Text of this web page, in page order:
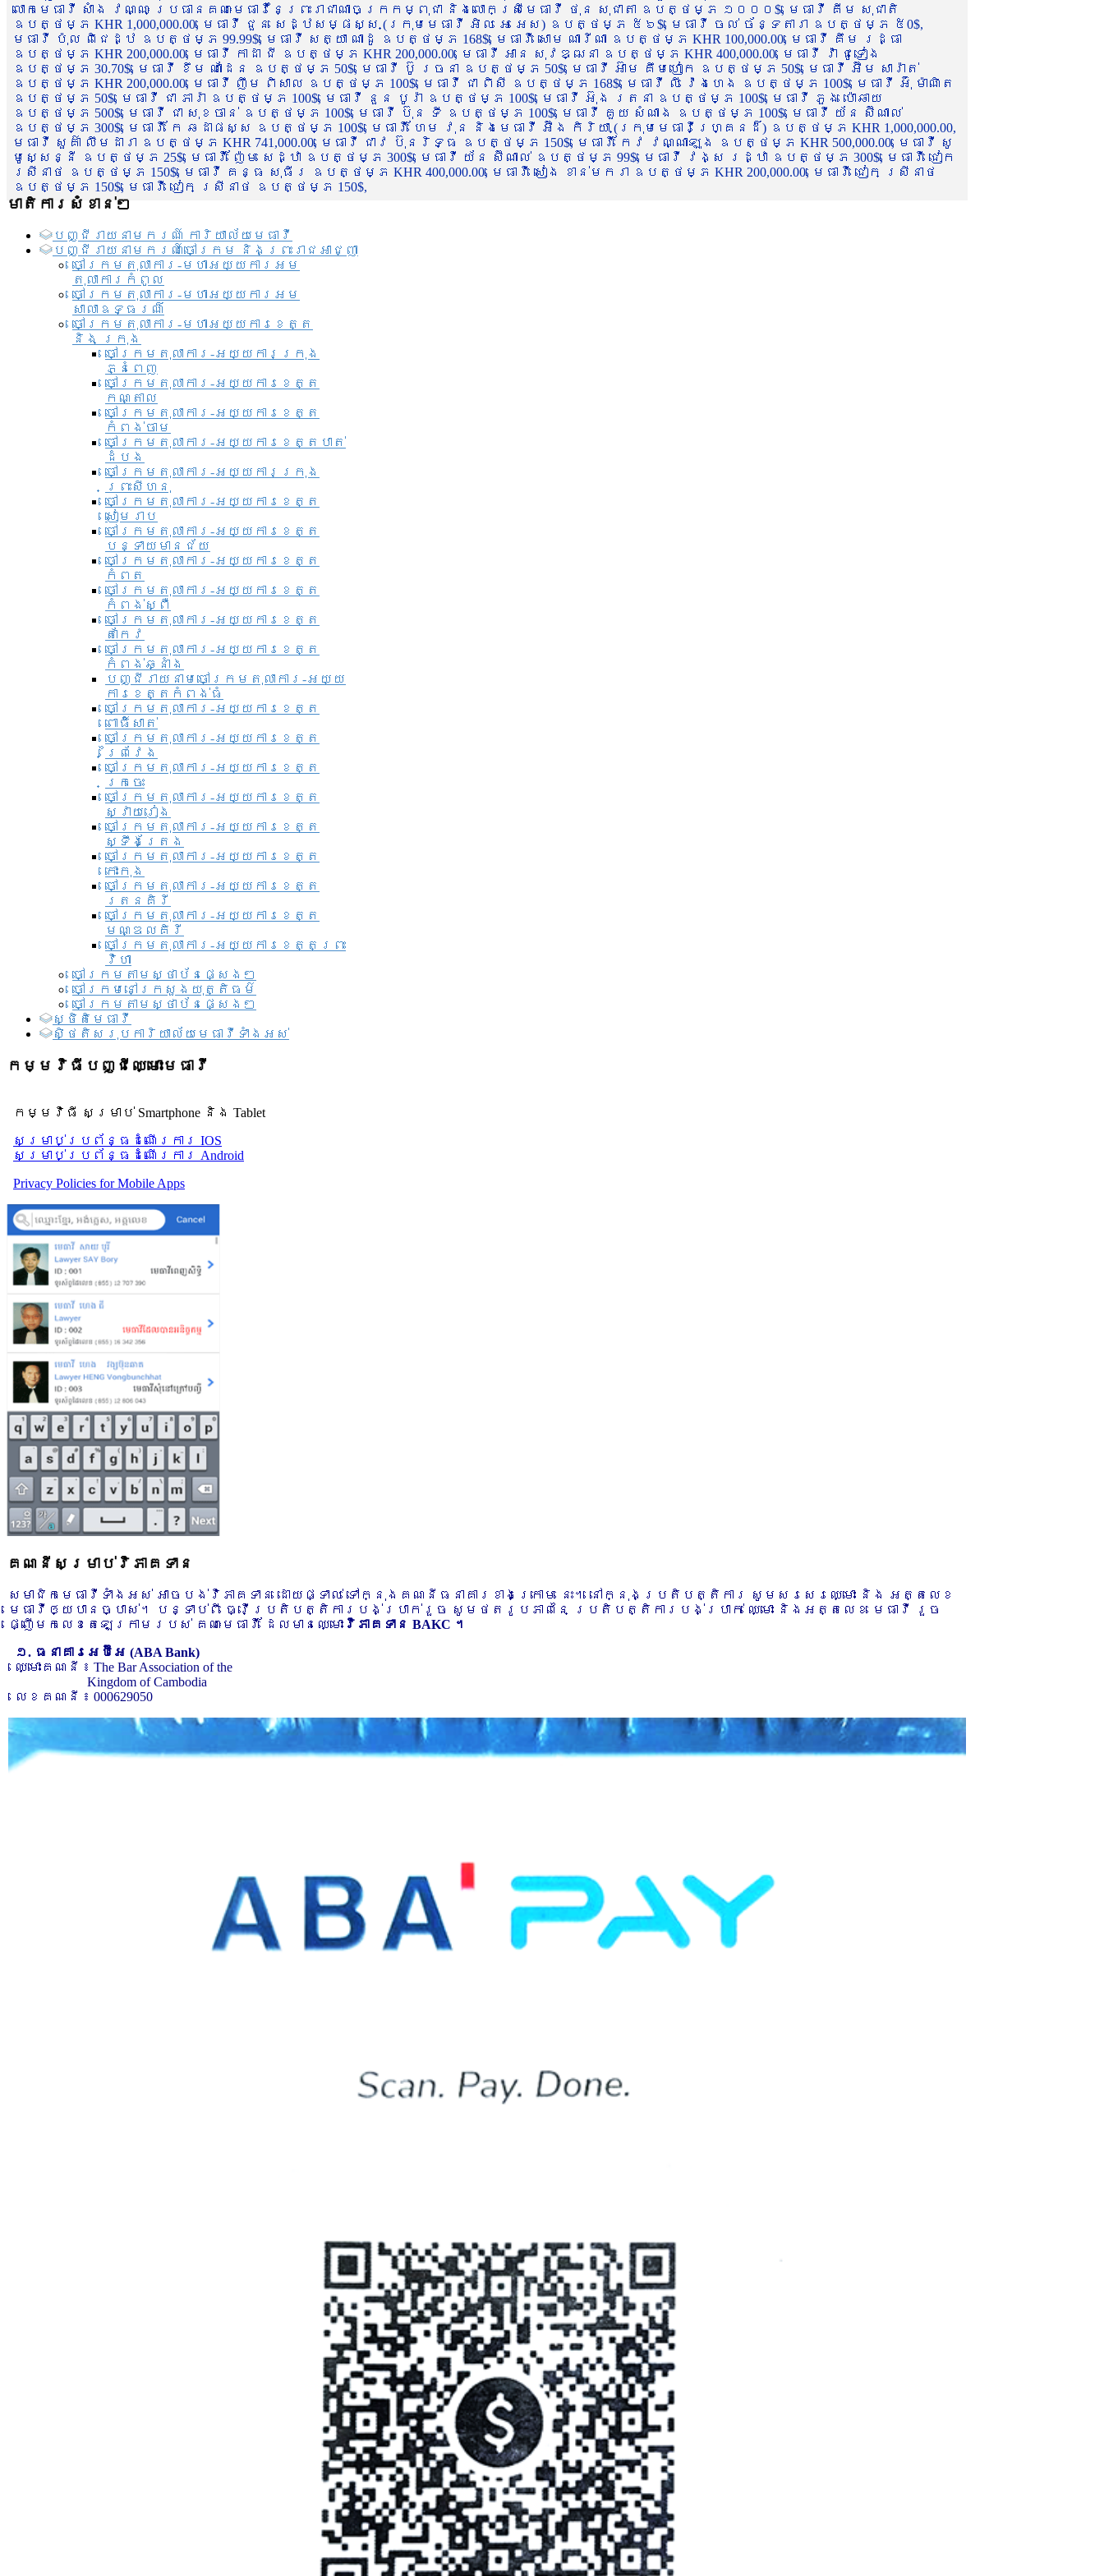
លោកមេធាវី សាំង វណ្ណៈ ប្រធានគណៈមេធាវីនៃព្រះរាជាណាចក្រកម្ពុជា និងលោកស្រីមេធាវី ថុន សុជាតា ឧបត្ថម្ភ ១០០០$, មេធាវី គីម សុជាតិ
ឧបត្ថម្ភ KHR 1,000,000.00, មេធាវី ជួន សេដ្ឋសម្ផស្ស (ក្រុមមេធាវី អិល អេ អេស) ឧបត្ថម្ភ ៥៦$, មេធាវី ចល់ ច័ន្ទតារា ឧបត្ថម្ភ ៥0$,
មេធាវី ប៉ុល ពិជេដ្ឋ ឧបត្ថម្ភ 99.99$, មេធាវី សត្យា ណាដូ ឧបត្ថម្ភ 168$, មេធាវី សោម ណារីណា ឧបត្ថម្ភ KHR 100,000.00, មេធាវី គឹម រដ្ធា
ឧបត្ថម្ភ KHR 200,000.00, មេធាវី កាដា ជី ឧបត្ថម្ភ KHR 200,000.00, មេធាវី អាន សុវឌ្ឍនា ឧបត្ថម្ភ KHR 400,000.00, មេធាវី វ៉ា ជូទៀង
ឧបត្ថម្ភ 30.70$, មេធាវី ខឹម ណាដែន ឧបត្ថម្ភ 50$, មេធាវី ប៊ូ រចនា ឧបត្ថម្ភ 50$, មេធាវី អ៊ាម គឹមហៀក ឧបត្ថម្ភ 50$, មេធាវី អ៊ឹម សារ៉ាត់
ឧបត្ថម្ភ KHR 200,000.00, មេធាវី ញឹម ពិសាល ឧបត្ថម្ភ 100$, មេធាវី ជា ពិសី ឧបត្ថម្ភ 168$, មេធាវី លី វ៉េងហេង ឧបត្ថម្ភ 100$, មេធាវី អ៊ុំ ម៉ាណិត
ឧបត្ថម្ភ 50$, មេធាវី ជា ភារ៉ា ឧបត្ថម្ភ 100$, មេធាវី នួន បូរ៉ា ឧបត្ថម្ភ 100$, មេធាវី អ៊ុង រតនា ឧបត្ថម្ភ 100$, មេធាវី ភួង ប៉ោឆាយ
ឧបត្ថម្ភ 500$, មេធាវី ជា សុខចាន់ ឧបត្ថម្ភ 100$, មេធាវី ប៊ុន ទី ឧបត្ថម្ភ 100$, មេធាវី គួយ សំណាង ឧបត្ថម្ភ 100$, មេធាវី យ័ន ស៊ីណាល់
ឧបត្ថម្ភ 300$, មេធាវី កែ ឆដាផស្ស ឧបត្ថម្ភ 100$, មេធាវី ហែម វុន និងមេធាវី អ៊ឹង កិរិយា (ក្រុមមេធាវីហ្គ្រេនដ៏) ឧបត្ថម្ភ KHR 1,000,000.00,
មេធាវី សួគ៌ា លឹមដារា ឧបត្ថម្ភ KHR 741,000.00, មេធាវី ជាវ ប៊ុនរិទ្ធ ឧបត្ថម្ភ 150$, មេធាវី កែវ វណ្ណាឡុង ឧបត្ថម្ភ KHR 500,000.00, មេធាវី សូ
មូសេ្សន្នី ឧបត្ថម្ភ 25$, មេធាវី ញ៉ែម សេដ្ឋា ឧបត្ថម្ភ 300$, មេធាវី យ័ន ស៊ីណាល់ ឧបត្ថម្ភ 99$, មេធាវី វង្ស រដ្ឋា ឧបត្ថម្ភ 300$, មេធាវី ជៀក
ស្រីនាថ ឧបត្ថម្ភ 150$, មេធាវី គន្ធ សុធីរ ឧបត្ថម្ភ KHR 400,000.00, មេធាវី សៀង ខាន់មករា ឧបត្ថម្ភ KHR 200,000.00, មេធាវី ជៀក ស្រីនាថ
ឧបត្ថម្ភ 150$, មេធាវី ជៀក ស្រីនាថ ឧបត្ថម្ភ 150$,
មាតិការសំខាន់ៗ
បញ្ជី​រាយ​នាមករណ៍ ការិយាល័យ​មេធាវី​
បញ្ជី​រាយ​នាមករណ៍​ចៅក្រម និងព្រះរាជអាជ្ញា
ចៅក្រមតុលាការ-មហាអយ្យការអម
តុលាការកំពូល
ចៅក្រមតុលាការ-មហាអយ្យការអម
សាលាឧទ្ធរណ៏
ចៅក្រមតុលាការ-មហាអយ្យការខេត្ត
និង ក្រុង
ចៅក្រមតុលាការ-អយ្យការក្រុង
ភ្នំពេញ
ចៅក្រមតុលាការ-អយ្យការខេត្ត
កណ្តាល
ចៅក្រមតុលាការ-អយ្យការខេត្ត
កំពង់ចាម
ចៅក្រមតុលាការ-អយ្យការខេត្តបាត់
ដំបង
ចៅក្រមតុលាការ-អយ្យការ​ក្រុង
ព្រះសីហនុ
ចៅក្រមតុលាការ-អយ្យការខេត្ត
សៀមរាប
ចៅក្រមតុលាការ-អយ្យការខេត្ត
បន្ទាយមានជ័យ
ចៅក្រមតុលាការ-អយ្យការខេត្ត
កំពត
ចៅក្រមតុលាការ-អយ្យការខេត្ត
កំពង់ស្ពឺ
ចៅក្រមតុលាការ-អយ្យការខេត្ត
តាកែវ
ចៅក្រមតុលាការ-អយ្យការខេត្ត
កំពង់ឆ្នាំង
បញ្ជីរាយនាមចៅក្រមតុលាការ-អយ្យ
ការខេត្តកំពង់ធំ
ចៅក្រមតុលាការ-អយ្យការខេត្ត
ពោធិ៍សាត់
ចៅក្រមតុលាការ-អយ្យការខេត្ត
ព្រៃវែង
ចៅក្រមតុលាការ-អយ្យការខេត្ត
ក្រចេះ
ចៅក្រមតុលាការ-អយ្យការខេត្ត
ស្វាយរៀង
ចៅក្រមតុលាការ-អយ្យការខេត្ត
ស្ទឹងត្រែង
ចៅក្រមតុលាការ-អយ្យការខេត្ត
កោះកុង
ចៅក្រមតុលាការ-អយ្យការខេត្ត
រតនគិរី
ចៅក្រមតុលាការ-អយ្យការខេត្ត
មណ្ឌលគិរី
ចៅក្រមតុលាការ-អយ្យការខេត្តព្រះ
វិហា
ចៅក្រមតាមស្ថាប័នផ្សេងៗ
ចៅក្រមនៅក្រសួងយុត្តិធម៌
ចៅក្រមតាមស្ថាប័នផ្សេងៗ
ស្ថិតិមេធាវី
សិ្ថតិសរុបការិយាល័យមេធាវីទាំងអស់​
កម្មវិធីបញ្ជីឈ្មោះមេធាវី
កម្មវិធី សម្រាប់ Smartphone និង Tablet
សម្រាប់​ប្រព័ន្ធដំណើរការ IOS
សម្រាប់​ប្រព័ន្ធដំណើរការ Android
Privacy Policies for Mobile Apps
គណនីសម្រាប់វិភាគទាន
សមាជិកមេធាវីទាំងអស់ អាចបង់វិភាគទាន ដោយផ្ទាល់ ទៅក្នុងគណនីធនាគារខាងក្រោម នេះ។ នៅក្នុងប្រតិបត្តិការ សូមសរសេរឈ្មោះ និង អត្តលេខ
មេធាវីឲ្យបានច្បាស់។ បន្ទាប់ពី ធ្វើប្រតិបត្តិការបង់ប្រាក់រួច សូមថតរូបភាពនៃ ប្រតិបត្តិការបង់ប្រាក់ ឈ្មោះ និងអត្តលេខ មេធាវី រួច
ផ្ញើមកលេខតេឡេក្រាមរបស់ គណៈមេធាវី ដែលមានឈ្មោះ វិភាគទាន BAKC ។
១. ធនាគារអេប៊ីអេ (ABA Bank)
ឈ្មោះគណនី ៖ The Bar Association of the
Kingdom of Cambodia
លេខគណនី ៖ 000629050